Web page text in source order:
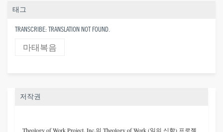
태그
TRANSCRIBE: TRANSLATION NOT FOUND.
마태복음
저작권
Theology of Work Project, Inc.의 Theology of Work (일의 신학) 프로젝